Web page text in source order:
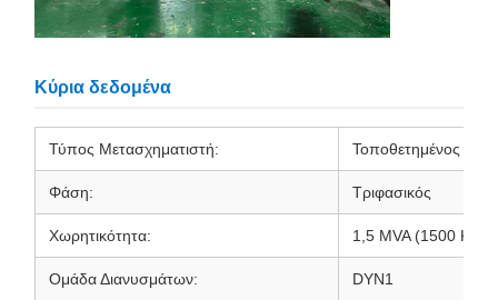
Κύρια δεδομένα
Τύπος Μετασχηματιστή: Τοποθετημένος σε
Φάση: Τριφασικός
Χωρητικότητα: 1,5 MVA (1500 KVA)
Ομάδα Διανυσμάτων: DYN1